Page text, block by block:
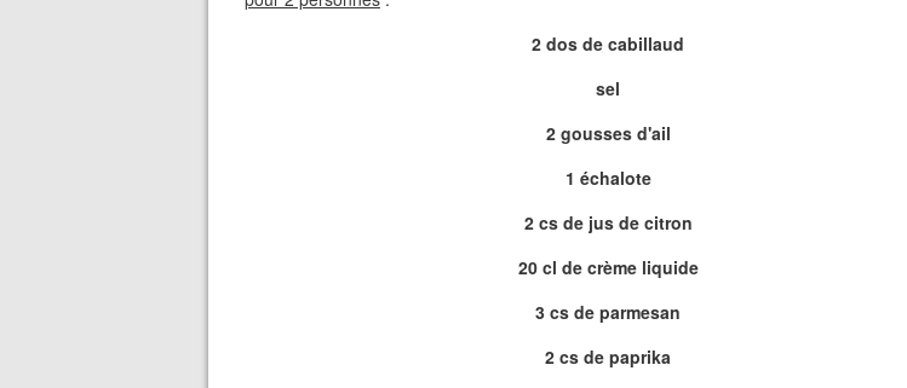
2 dos de cabillaud
sel
2 gousses d'ail
1 échalote
2 cs de jus de citron
20 cl de crème liquide
3 cs de parmesan
2 cs de paprika